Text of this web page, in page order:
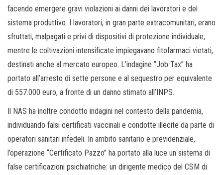
facendo emergere gravi violazioni ai danni dei lavoratori e del
sistema produttivo. I lavoratori, in gran parte extracomunitari, erano
sfruttati, malpagati e privi di dispositivi di protezione individuale,
mentre le coltivazioni intensificate impiegavano fitofarmaci vietati,
destinati anche al mercato europeo. L’indagine “Job Tax” ha
portato all’arresto di sette persone e al sequestro per equivalente
di 557.000 euro, a fronte di un danno stimato all’INPS.
Il NAS ha inoltre condotto indagini nel contesto della pandemia,
individuando falsi certificati vaccinali e condotte illecite da parte di
operatori sanitari infedeli. In ambito sanitario e previdenziale,
l’operazione “Certificato Pazzo” ha portato alla luce un sistema di
false certificazioni psichiatriche: un dirigente medico del CSM di